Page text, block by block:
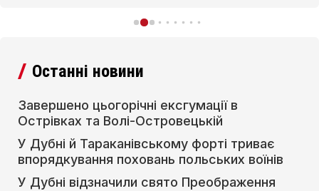
Останні новини
Завершено цьогорічні ексгумації в
Острівках та Волі-Островецькій
У Дубні й Тараканівському форті триває
впорядкування поховань польських воїнів
У Дубні відзначили свято Преображення